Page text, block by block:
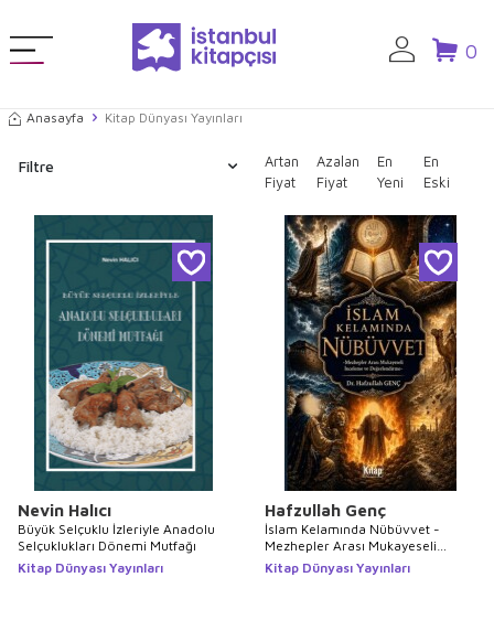
0
Anasayfa Kitap Dünyası Yayınları
Filtre
Artan
Fiyat
Azalan
Fiyat
En
Yeni
En
Eski
Nevin Halıcı
Büyük Selçuklu İzleriyle Anadolu
Selçuklukları Dönemi Mutfağı
Kitap Dünyası Yayınları
Hafzullah Genç
İslam Kelamında Nübüvvet -
Mezhepler Arası Mukayeseli
İnceleme ve Değerlendirme
Kitap Dünyası Yayınları